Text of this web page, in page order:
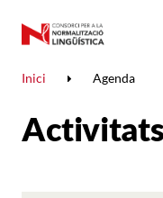
Inici Agenda